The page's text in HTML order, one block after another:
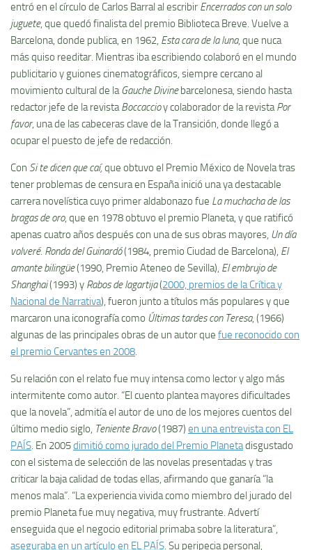
entró en el círculo de Carlos Barral al escribir Encerrados con un solo
juguete, que quedó finalista del premio Biblioteca Breve. Vuelve a
Barcelona, donde publica, en 1962, Esta cara de la luna, que nuca
más quiso reeditar. Mientras iba escribiendo colaboró en el mundo
publicitario y guiones cinematográficos, siempre cercano al
movimiento cultural de laGauche Divinebarcelonesa, siendo hasta
redactor jefe de la revistaBoccaccioy colaborador de la revistaPor
favor, una de las cabeceras clave de la Transición, donde llegó a
ocupar el puesto de jefe de redacción.
Con Si te dicen que caí,que obtuvo el Premio México de Novela tras
tener problemas de censura en España inició una ya destacable
carrera novelística cuyo primer aldabonazo fue La muchacha de las
bragas de oro, que en 1978 obtuvo el premio Planeta, y que ratificó
apenas cuatro años después con una de sus obras mayores, Un día
volveré. Ronda del Guinardó(1984, premio Ciudad de Barcelona), El
amante bilingüe(1990, Premio Ateneo de Sevilla), El embrujo de
Shanghai(1993) y Rabos de lagartija(2000, premios de la Crítica y
Nacional de Narrativa), fueron junto a títulos más populares y que
marcaron una iconografía como Últimas tardes con Teresa, (1966)
algunas de las principales obras de un autor que fue reconocido con
el premio Cervantes en 2008.
Su relación con el relato fue muy intensa como lector y algo más
intermitente como autor. “El cuento plantea mayores dificultades
que la novela”, admitía el autor de uno de los mejores cuentos del
último medio siglo, Teniente Bravo(1987) en una entrevista con EL
PAÍS. En 2005dimitió como jurado del Premio Planetadisgustado
con el sistema de selección de las novelas presentadas y tras
criticar la baja calidad de todas ellas, afirmando que ganaría “la
menos mala”. “La experiencia vivida como miembro del jurado del
premio Planeta fue muy negativa, muy frustrante. Advertí
enseguida que el negocio editorial primaba sobre la literatura”,
aseguraba en un artículo en EL PAÍS. Su peripecia personal,